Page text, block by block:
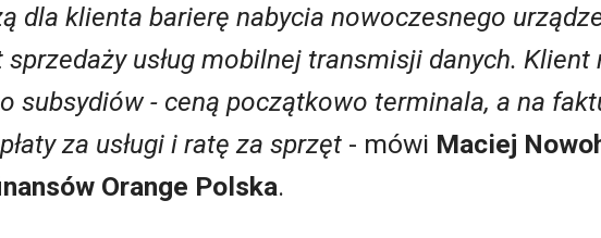
dla klienta barierę nabycia nowoczesnego
usług mobilnej transmisji danych.
subsydiów - ceną początkowo terminala, a na
za usługi i ratę za sprzęt - mówi Maciej
Orange Polska.